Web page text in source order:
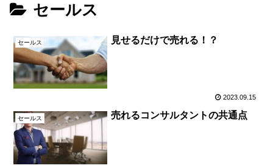
セールス
セールス 見せるだけで売れる！？
2023.09.15
セールス 売れるコンサルタントの共通点